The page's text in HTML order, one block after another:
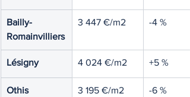
Bailly-
Romainvilliers
3 447 €/m2 -4 %
Lésigny 4 024 €/m2 +5 %
Othis 3 195 €/m2 -6 %